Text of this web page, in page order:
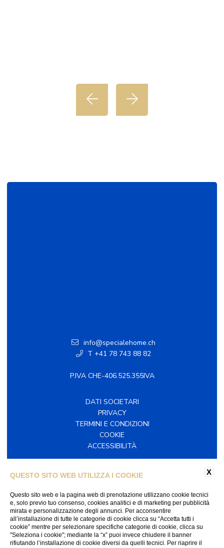
info@specialehome.ch
T +41 78 743 88 82
P.IVA CHE-406.525.355IVA
DATI SOCIETARI
PRIVACY
TERMINI E CONDIZIONI
COOKIE
ACCESSIBILITÀ
SEGUICI SUI SOCIAL
Instagram
WEBSITE BY BLASTNESS
X
QUESTO SITO WEB UTILIZZA I COOKIE
Questo sito web e la pagina web di prenotazione utilizzano cookie tecnici
e, solo previo tuo consenso, cookies analitici e di marketing per pubblicità
mirata e personalizzazione degli annunci. Per acconsentire
all’installazione di tutte le categorie di cookie clicca su “Accetta tutti i
cookie” mentre per selezionare specifiche categorie di cookie, clicca su
"Seleziona i cookie"; mediante la “x” puoi invece chiudere il banner
rifiutando l’installazione di cookie diversi da quelli tecnici. Per riaprire il